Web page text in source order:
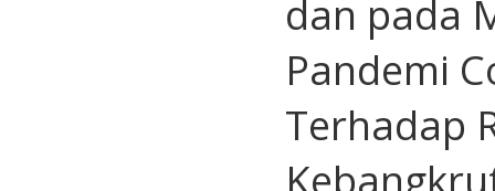
dan pada
Pandemi
Terhadap